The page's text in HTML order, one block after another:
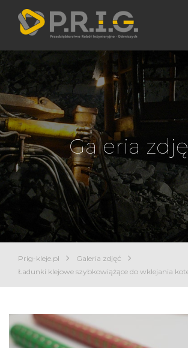
Galeria
Prig-kleje.pl
Galeria zdjęć
Ładunki klejowe szybkowiążące do wklejania